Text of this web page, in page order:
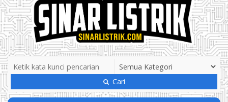
Cari